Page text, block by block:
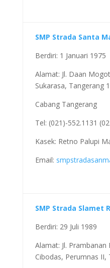
SMP Strada Santa
Berdiri: 1 Januari 1975
Alamat: Jl. Daan
Sukarasa, Tangerang
Cabang Tangerang
Tel: (021)-552.1131
Kasek: Retno Palupi
Email:
SMP Strada Slamet
Berdiri: 29 Juli 1989
Alamat: Jl. Prambanan
Cibodas, Perumnas II,